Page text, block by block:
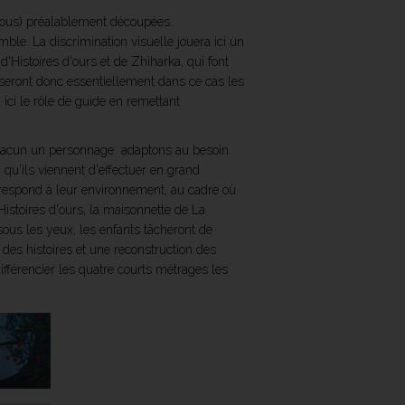
préalablement découpées.
La discrimination visuelle jouera ici un
d'ours et de Zhiharka, qui font
donc essentiellement dans ce cas les
le rôle de guide en remettant
un personnage  adaptons au besoin
viennent d'effectuer en grand
à leur environnement, au cadre où
d'ours, la maisonnette de La
les yeux, les enfants tâcheront de
histoires et une reconstruction des
les quatre courts métrages les